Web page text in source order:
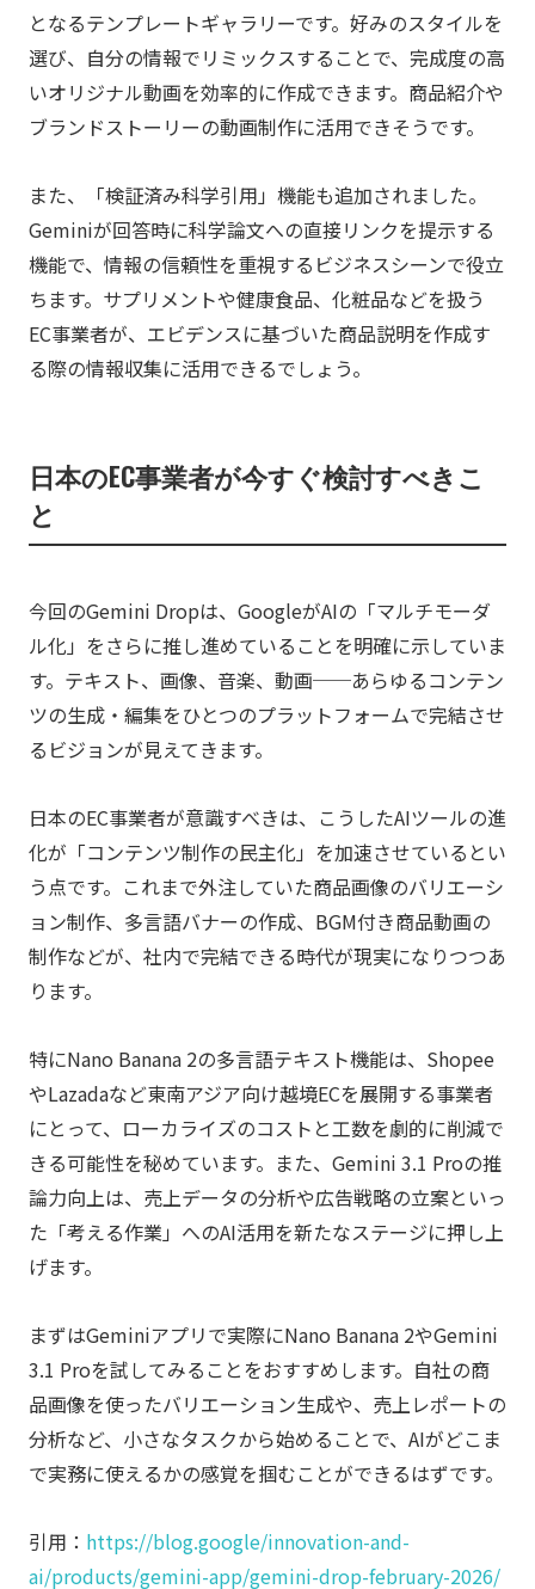
となるテンプレートギャラリーです。好みのスタイルを
選び、自分の情報でリミックスすることで、完成度の高
いオリジナル動画を効率的に作成できます。商品紹介や
ブランドストーリーの動画制作に活用できそうです。
また、「検証済み科学引用」機能も追加されました。
Geminiが回答時に科学論文への直接リンクを提示する
機能で、情報の信頼性を重視するビジネスシーンで役立
ちます。サプリメントや健康食品、化粧品などを扱う
EC事業者が、エビデンスに基づいた商品説明を作成す
る際の情報収集に活用できるでしょう。
日本のEC事業者が今すぐ検討すべきこ
と
今回のGemini Dropは、GoogleがAIの「マルチモーダ
ル化」をさらに推し進めていることを明確に示していま
す。テキスト、画像、音楽、動画──あらゆるコンテン
ツの生成・編集をひとつのプラットフォームで完結させ
るビジョンが見えてきます。
日本のEC事業者が意識すべきは、こうしたAIツールの進
化が「コンテンツ制作の民主化」を加速させているとい
う点です。これまで外注していた商品画像のバリエーシ
ョン制作、多言語バナーの作成、BGM付き商品動画の
制作などが、社内で完結できる時代が現実になりつつあ
ります。
特にNano Banana 2の多言語テキスト機能は、Shopee
やLazadaなど東南アジア向け越境ECを展開する事業者
にとって、ローカライズのコストと工数を劇的に削減で
きる可能性を秘めています。また、Gemini 3.1 Proの推
論力向上は、売上データの分析や広告戦略の立案といっ
た「考える作業」へのAI活用を新たなステージに押し上
げます。
まずはGeminiアプリで実際にNano Banana 2やGemini
3.1 Proを試してみることをおすすめします。自社の商
品画像を使ったバリエーション生成や、売上レポートの
分析など、小さなタスクから始めることで、AIがどこま
で実務に使えるかの感覚を掴むことができるはずです。
引用： https://blog.google/innovation-and-
ai/products/gemini-app/gemini-drop-february-2026/